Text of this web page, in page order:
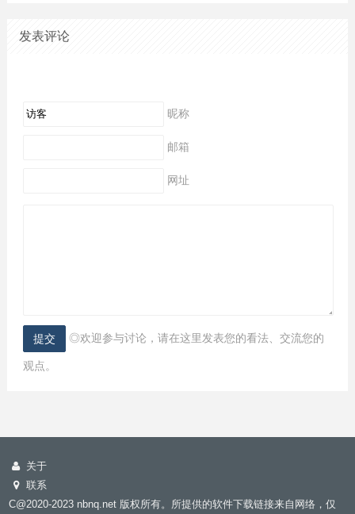
发表评论
昵称
邮箱
网址
◎欢迎参与讨论，请在这里发表您的看法、交流您的
观点。
关于
联系
C@2020-2023 nbnq.net 版权所有。所提供的软件下载链接来自网络，仅